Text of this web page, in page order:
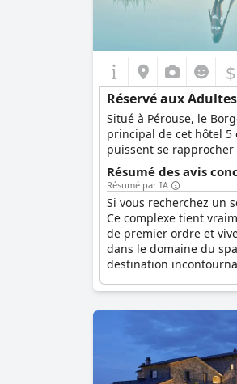
$
Réservé aux Adultes
Situé à Pérouse, le
principal de cet hôtel 5
puissent se
Résumé des avis
Résumé par IA
Si vous recherchez un
Ce complexe tient
de premier ordre et
dans le domaine du
destination